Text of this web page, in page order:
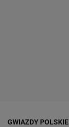
GWIAZDY POLSKIE